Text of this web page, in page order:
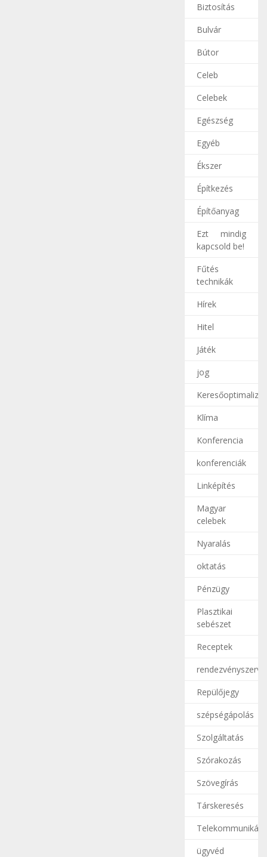
Biztosítás
Bulvár
Bútor
Celeb
Celebek
Egészség
Egyéb
Ékszer
Építkezés
Építőanyag
Ezt mindig
kapcsold be!
Fűtés
technikák
Hírek
Hitel
Játék
jog
Klíma
Konferencia
konferenciák
Linképítés
Magyar
celebek
Nyaralás
oktatás
Pénzügy
Plasztikai
sebészet
Receptek
Repülőjegy
szépségápolás
Szolgáltatás
Szórakozás
Szövegírás
Társkeresés
ügyvéd